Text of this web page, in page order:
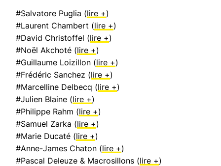
#Salvatore Puglia (lire +)
#Laurent Chambert (lire +)
#David Christoffel (lire +)
#Noël Akchoté (lire +)
#Guillaume Loizillon (lire +)
#Frédéric Sanchez (lire +)
#Marcelline Delbecq (lire +)
#Julien Blaine (lire +)
#Philippe Rahm (lire +)
#Samuel Zarka (lire +)
#Marie Ducaté (lire +)
#Anne-James Chaton (lire +)
#Pascal Deleuze & Macrosillons (lire +)